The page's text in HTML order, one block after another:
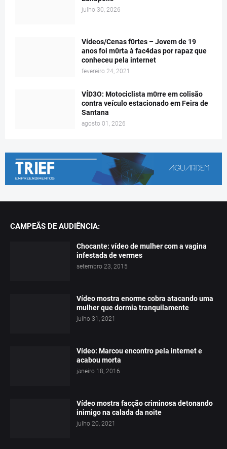
julho 30, 2026
Vídeos/Cenas f0rtes – Jovem de 19
anos foi m0rta à fac4das por rapaz que
conheceu pela internet
fevereiro 24, 2021
VÍD3O: Motociclista m0rre em colisão
contra veículo estacionado em Feira de
Santana
agosto 01, 2026
CAMPEÃS DE AUDIÊNCIA:
Chocante: vídeo de mulher com a vagina
infestada de vermes
setembro 23, 2015
Vídeo mostra enorme cobra atacando uma
mulher que dormia tranquilamente
julho 31, 2021
Vídeo: Marcou encontro pela internet e
acabou morta
janeiro 18, 2016
Vídeo mostra facção criminosa detonando
inimigo na calada da noite
julho 20, 2021